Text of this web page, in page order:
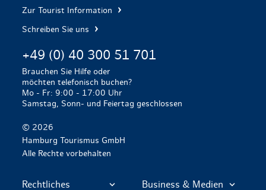
Zur Tourist Information
Schreiben Sie uns
+49 (0) 40 300 51 701
Brauchen Sie Hilfe oder
möchten telefonisch buchen?
Mo - Fr: 9:00 - 17:00 Uhr
Samstag, Sonn- und Feiertag geschlossen
© 2026
Hamburg Tourismus GmbH
Alle Rechte vorbehalten
Rechtliches Business & Medien